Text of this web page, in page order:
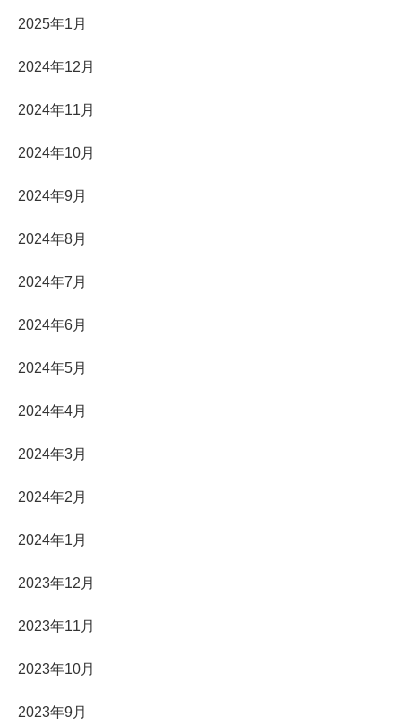
2025年1月
2024年12月
2024年11月
2024年10月
2024年9月
2024年8月
2024年7月
2024年6月
2024年5月
2024年4月
2024年3月
2024年2月
2024年1月
2023年12月
2023年11月
2023年10月
2023年9月